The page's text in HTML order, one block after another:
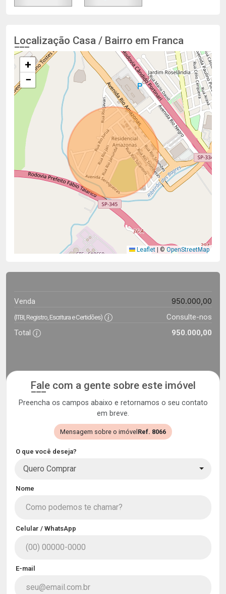
Localização Casa / Bairro em Franca
+
−
Leaflet ©OpenStreetMap
Venda 950.000,00
(ITBI, Registro, Escritura e Certidões)
Consulte-nos
Total
950.000,00
Fale com a gente sobre este imóvel
Preencha os campos abaixo e retornamos o seu contato
em breve.
Mensagem sobre o imóvel Ref. 8066
O que você deseja?
Quero Comprar
Nome
Celular / WhatsApp
E-mail